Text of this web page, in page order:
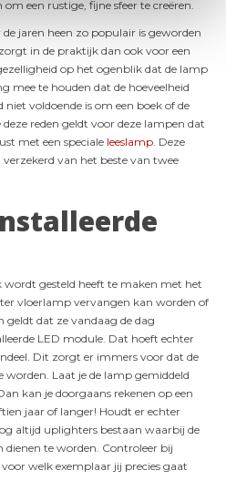
een rustige, fijne sfeer te creëren.
jaren heen zo populair is geworden
in de praktijk dan ook voor een
op het ogenblik dat de lamp
mee te houden dat de hoeveelheid
voldoende is om een boek of de
reden geldt voor deze lampen dat
met een speciale leeslamp. Deze
van het beste van twee
wordt gesteld heeft te maken met het
vloerlamp vervangen kan worden of
geldt dat ze vandaag de dag
LED module. Dat hoeft echter
Dit zorgt er immers voor dat de
Laat je de lamp gemiddeld
kan je doorgaans rekenen op een
jaar of langer! Houdt er echter
altijd uplighters bestaan waarbij de
te worden. Controleer bij
welk exemplaar jij precies gaat